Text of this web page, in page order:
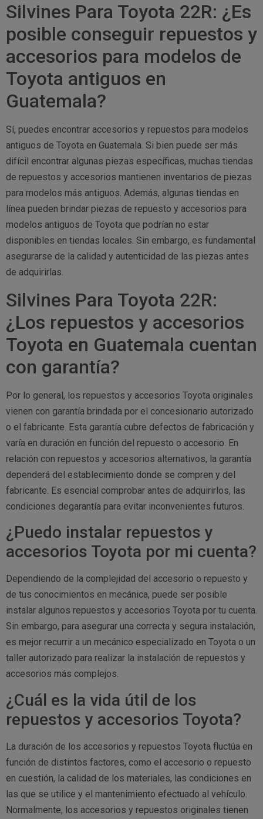
Silvines Para Toyota 22R: ¿Es
posible conseguir repuestos y
accesorios para modelos de
Toyota antiguos en
Guatemala?
Sí, puedes encontrar accesorios y repuestos para modelos
antiguos de Toyota en Guatemala. Si bien puede ser más
difícil encontrar algunas piezas específicas, muchas tiendas
de repuestos y accesorios mantienen inventarios de piezas
para modelos más antiguos. Además, algunas tiendas en
línea pueden brindar piezas de repuesto y accesorios para
modelos antiguos de Toyota que podrían no estar
disponibles en tiendas locales. Sin embargo, es fundamental
asegurarse de la calidad y autenticidad de las piezas antes
de adquirirlas.
Silvines Para Toyota 22R:
¿Los repuestos y accesorios
Toyota en Guatemala cuentan
con garantía?
Por lo general, los repuestos y accesorios Toyota originales
vienen con garantía brindada por el concesionario autorizado
o el fabricante. Esta garantía cubre defectos de fabricación y
varía en duración en función del repuesto o accesorio. En
relación con repuestos y accesorios alternativos, la garantía
dependerá del establecimiento donde se compren y del
fabricante. Es esencial comprobar antes de adquirirlos, las
condiciones degarantía para evitar inconvenientes futuros.
¿Puedo instalar repuestos y
accesorios Toyota por mi cuenta?
Dependiendo de la complejidad del accesorio o repuesto y
de tus conocimientos en mecánica, puede ser posible
instalar algunos repuestos y accesorios Toyota por tu cuenta.
Sin embargo, para asegurar una correcta y segura instalación,
es mejor recurrir a un mecánico especializado en Toyota o un
taller autorizado para realizar la instalación de repuestos y
accesorios más complejos.
¿Cuál es la vida útil de los
repuestos y accesorios Toyota?
La duración de los accesorios y repuestos Toyota fluctúa en
función de distintos factores, como el accesorio o repuesto
en cuestión, la calidad de los materiales, las condiciones en
las que se utilice y el mantenimiento efectuado al vehículo.
Normalmente, los accesorios y repuestos originales tienen